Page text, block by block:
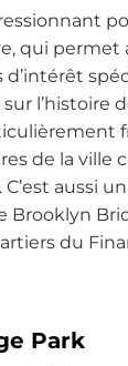
qui permet
l’histoire
de la ville
aussi
Brooklyn
du
Park